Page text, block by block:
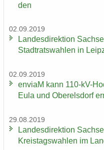
den
02.09.2019
Lan­des­di­rek­ti­on
Stadt­rats­wah­len in
02.09.2019
en­viaM kann 110-​kV-
Eula und Ober­els­dorf
29.08.2019
Lan­des­di­rek­ti­on
Kreis­tags­wah­len im